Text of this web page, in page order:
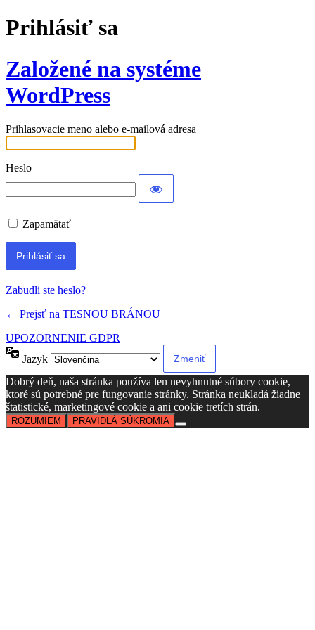
Prihlásiť sa
Založené na systéme
WordPress
Prihlasovacie meno alebo e-mailová adresa
Heslo
Zapamätať
Zabudli ste heslo?
← Prejsť na TESNOU BRÁNOU
UPOZORNENIE GDPR
Jazyk
Dobrý deň, naša stránka používa len nevyhnutné súbory cookie,
ktoré sú potrebné pre fungovanie stránky. Stránka neukladá žiadne
štatistické, marketingové cookie a ani cookie tretích strán.
ROZUMIEM PRAVIDLÁ SÚKROMIA